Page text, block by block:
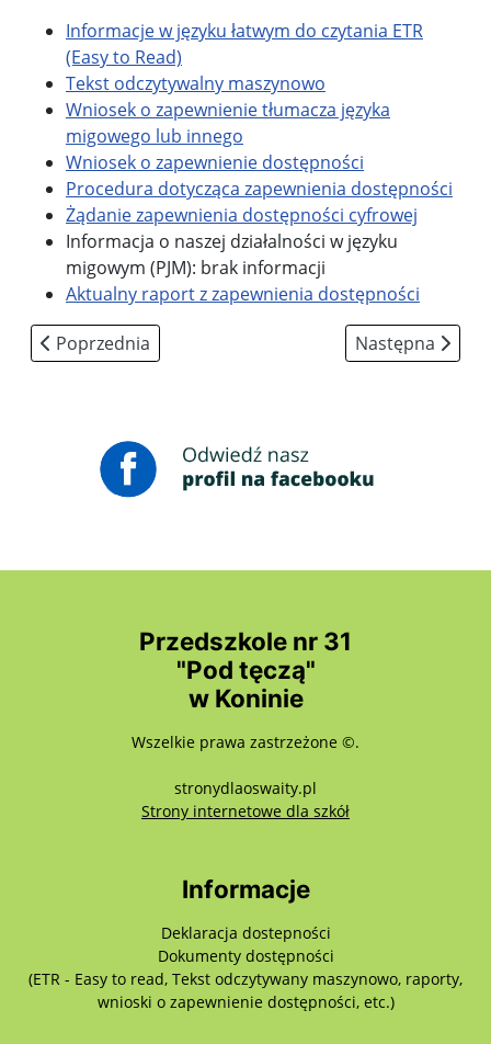
Informacje w języku łatwym do czytania ETR
(Easy to Read)
Tekst odczytywalny maszynowo
Wniosek o zapewnienie tłumacza języka
migowego lub innego
Wniosek o zapewnienie dostępności
Procedura dotycząca zapewnienia dostępności
Żądanie zapewnienia dostępności cyfrowej
Informacja o naszej działalności w języku
migowym (PJM): brak informacji
Aktualny raport z zapewnienia dostępności
Poprzednia strona: KLAUZULA INFORMACYJNA DLA
Poprzednia Następna
Następna
Przedszkole nr 31
"Pod tęczą"
w Koninie
Wszelkie prawa zastrzeżone ©.
stronydlaoswaity.pl
Strony internetowe dla szkółotwiera się w
Informacje
Deklaracja dostepności
Dokumenty dostępności
(ETR - Easy to read, Tekst odczytywany maszynowo, raporty,
wnioski o zapewnienie dostępności, etc.)